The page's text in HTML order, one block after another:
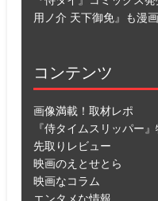
用ノ介 天下御免』も漫画
コンテンツ
画像満載！取材レポ
『侍タイムスリッパー』
先取りレビュー
映画のえとせとら
映画なコラム